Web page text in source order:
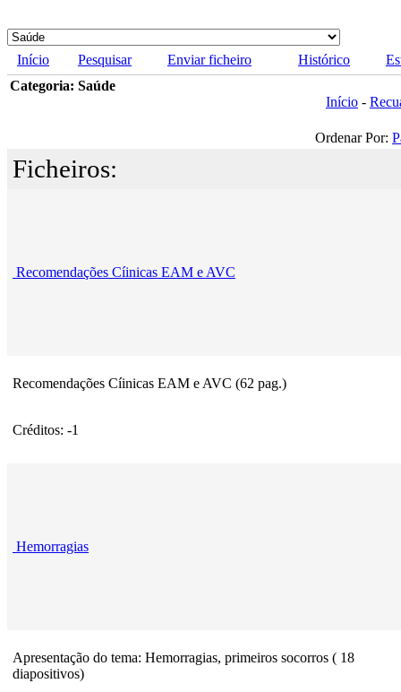
Início Pesquisar Enviar ficheiro Histórico
Categoria: Saúde
Início -
Ordenar Por:
Ficheiros:
Recomendações Cíinicas EAM e AVC
Recomendações Cíinicas EAM e AVC (62 pag.)
Créditos: -1
Hemorragias
Apresentação do tema: Hemorragias, primeiros socorros ( 18
diapositivos)